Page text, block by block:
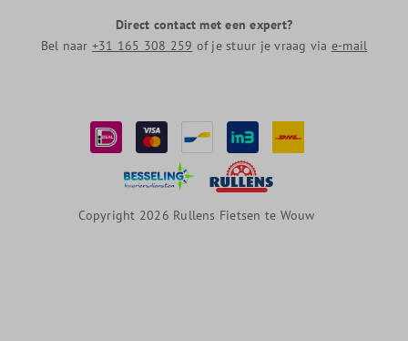
Direct contact met een expert?
Bel naar +31 165 308 259 of je stuur je vraag via e-mail
Copyright 2026 Rullens Fietsen te Wouw